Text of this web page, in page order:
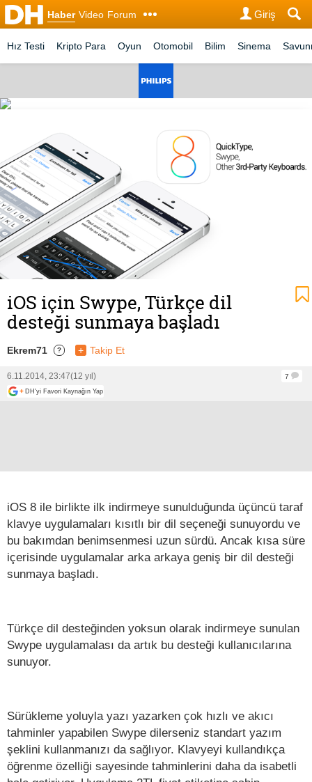
Haber Video Forum Giriş
Hız Testi Kripto Para Oyun Otomobil Bilim Sinema
iOS için Swype, Türkçe dil
desteği sunmaya başladı
Ekrem71 ? + Takip Et
6.11.2014, 23:47(12 yıl)
7
+ DH'yi Favori Kaynağın Yap
iOS 8 ile birlikte ilk indirmeye sunulduğunda üçüncü taraf
klavye uygulamaları kısıtlı bir dil seçeneği sunuyordu ve
bu bakımdan benimsenmesi uzun sürdü. Ancak kısa süre
içerisinde uygulamalar arka arkaya geniş bir dil desteği
sunmaya başladı.
Türkçe dil desteğinden yoksun olarak indirmeye sunulan
Swype uygulamalası da artık bu desteği kullanıcılarına
sunuyor.
Sürükleme yoluyla yazı yazarken çok hızlı ve akıcı
tahminler yapabilen Swype dilerseniz standart yazım
şeklini kullanmanızı da sağlıyor. Klavyeyi kullandıkça
öğrenme özelliği sayesinde tahminlerini daha da isabetli